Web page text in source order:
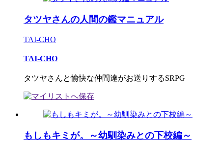
タツヤさんの人間の鑑マニュアル
TAI-CHO
TAI-CHO
タツヤさんと愉快な仲間達がお送りするSRPG
もしもキミが。～幼馴染みとの下校編～